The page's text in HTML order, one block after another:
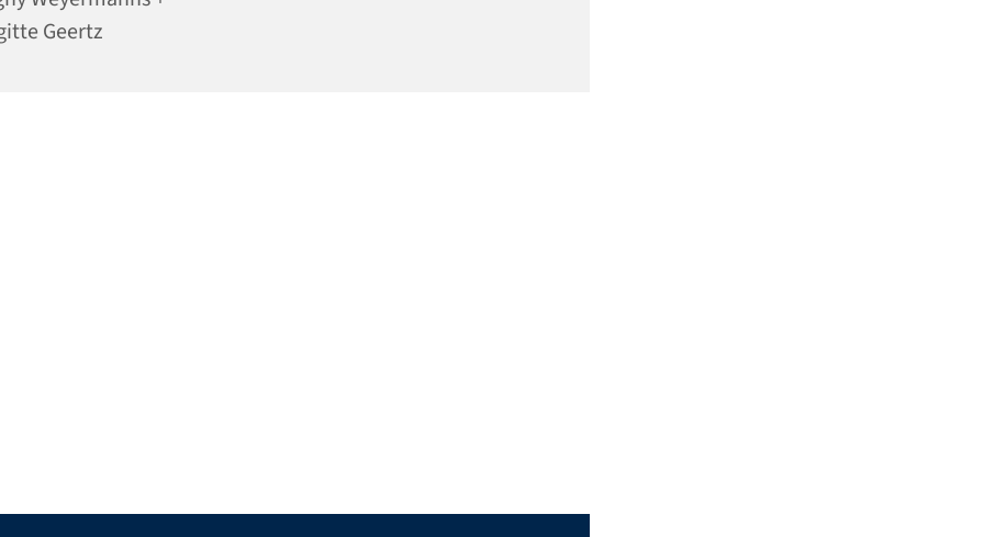
Geertz